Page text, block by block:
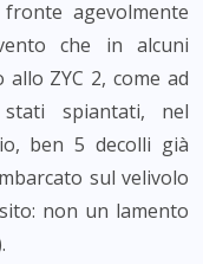
agevolmente
che in alcuni
ZYC 2, come ad
spiantati, nel
ben 5 decolli già
sul velivolo
non un lamento